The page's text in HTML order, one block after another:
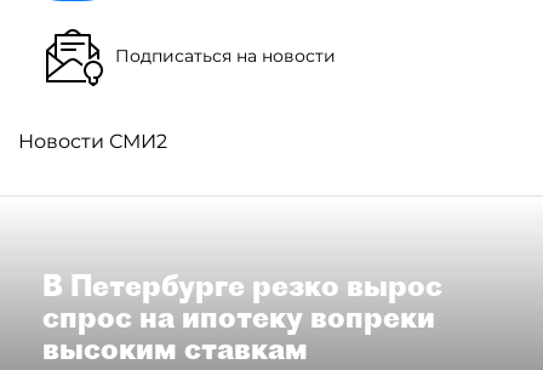
Подписаться на новости
Новости СМИ2
В Петербурге резко вырос
спрос на ипотеку вопреки
высоким ставкам